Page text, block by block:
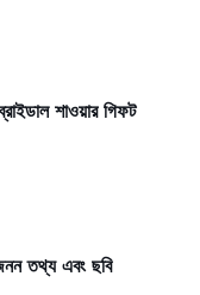
শাওয়ার গিফট
তথ্য এবং ছবি